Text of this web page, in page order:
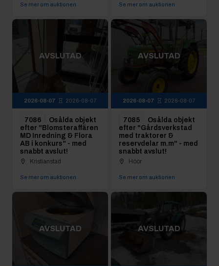
Se mer om auktionen
Se mer om auktionen
AVSLUTAD
2026-08-07 2026-08-07
7086
Osålda objekt
efter "Blomsteraffären
MD Inredning & Flora
AB i konkurs" - med
snabbt avslut!
Kristianstad
Se mer om auktionen
AVSLUTAD
2026-08-07 2026-08-07
7085
Osålda objekt
efter "Gårdsverkstad
med traktorer &
reservdelar m.m" - med
snabbt avslut!
Höör
Se mer om auktionen
AVSLUTAD AVSLUTAD